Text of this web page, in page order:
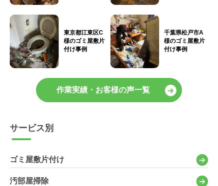
東京都江東区C
様のゴミ屋敷片
付け事例
千葉県松戸市A
様のゴミ屋敷片
付け事例
作業実績・お客様の声一覧
サービス別
ゴミ屋敷片付け
汚部屋掃除